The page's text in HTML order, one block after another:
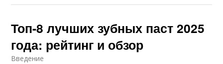
Топ-8 лучших зубных паст 2025
года: рейтинг и обзор
Введение